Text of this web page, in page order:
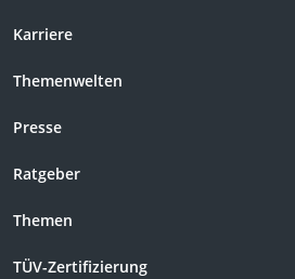
Karriere
Themenwelten
Presse
Ratgeber
Themen
TÜV-Zertifizierung